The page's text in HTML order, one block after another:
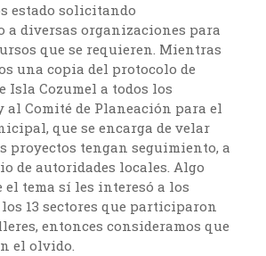
estado solicitando
a diversas organizaciones para
que se requieren. Mientras
una copia del protocolo de
Isla Cozumel a todos los
Comité de Planeación para el
que se encarga de velar
proyectos tengan seguimiento, a
de autoridades locales. Algo
el tema sí les interesó a los
13 sectores que participaron
entonces consideramos que
el olvido.